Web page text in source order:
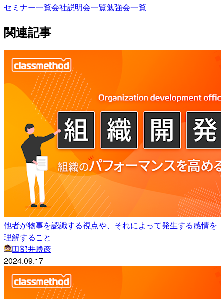
セミナー一覧会社説明会一覧勉強会一覧
関連記事
他者が物事を認識する視点や、それによって発生する感情を
理解すること
田部井勝彦
2024.09.17